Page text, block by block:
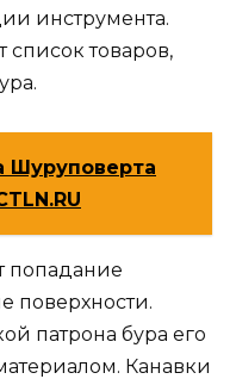
инструмента.
список товаров,
Шуруповерта
попадание
поверхности.
патрона бура его
Канавки